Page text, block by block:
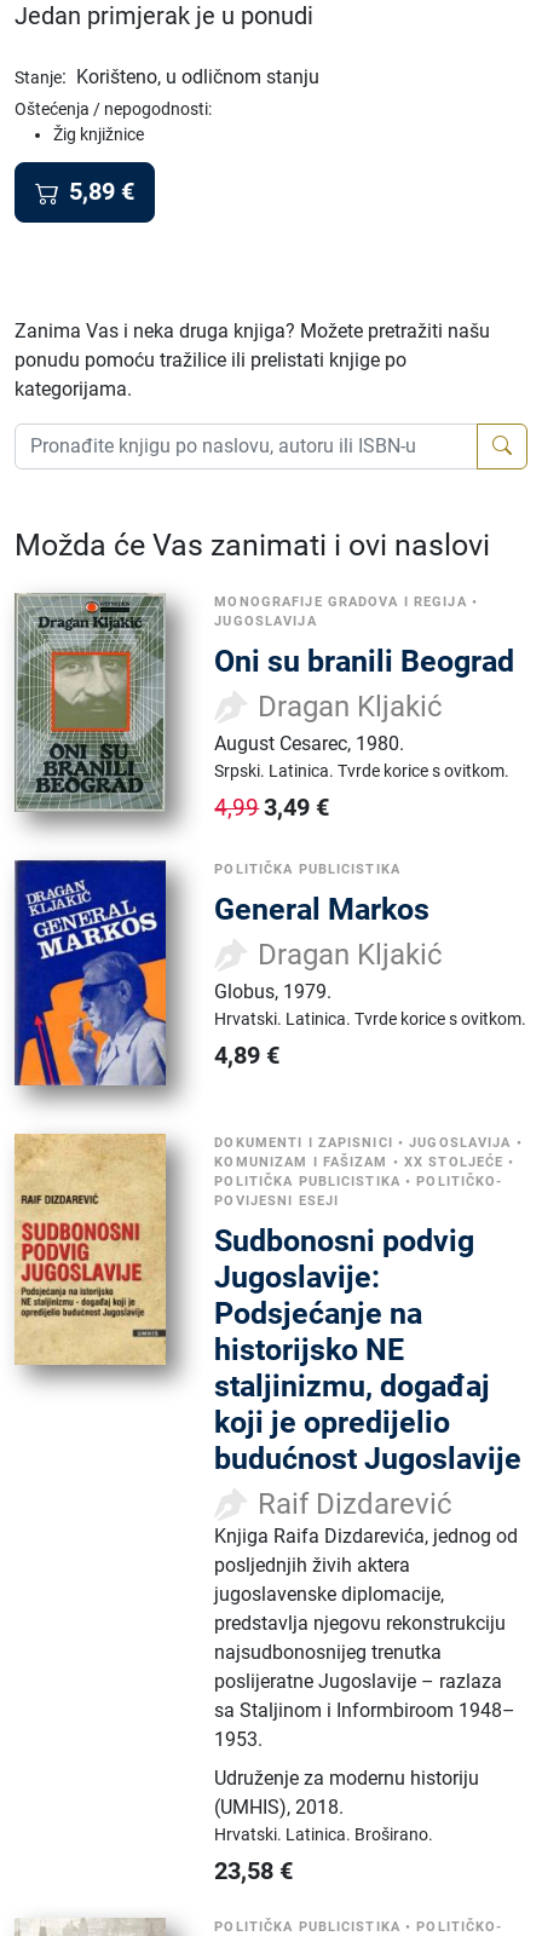
Jedan primjerak je u ponudi
Stanje: Korišteno, u odličnom stanju
Oštećenja / nepogodnosti:
Žig knjižnice
5,89 €
Zanima Vas i neka druga knjiga? Možete pretražiti našu
ponudu pomoću tražilice ili prelistati knjige po
kategorijama.
Možda će Vas zanimati i ovi naslovi
MONOGRAFIJE GRADOVA I REGIJA •
JUGOSLAVIJA
Oni su branili Beograd
Dragan Kljakić
August Cesarec, 1980.
Srpski. Latinica.Tvrde korice s ovitkom.
4,993,49 €
POLITIČKA PUBLICISTIKA
General Markos
Dragan Kljakić
Globus, 1979.
Hrvatski. Latinica.Tvrde korice s ovitkom.
4,89 €
DOKUMENTI I ZAPISNICI •JUGOSLAVIJA •
KOMUNIZAM I FAŠIZAM • XX STOLJEĆE •
POLITIČKA PUBLICISTIKA •POLITIČKO-
POVIJESNI ESEJI
Sudbonosni podvig
Jugoslavije:
Podsjećanje na
historijsko NE
staljinizmu, događaj
koji je opredijelio
budućnost Jugoslavije
Raif Dizdarević
Knjiga Raifa Dizdarevića, jednog od
posljednjih živih aktera
jugoslavenske diplomacije,
predstavlja njegovu rekonstrukciju
najsudbonosnijeg trenutka
poslijeratne Jugoslavije – razlaza
sa Staljinom i Informbiroom 1948–
1953.
Udruženje za modernu historiju
(UMHIS),2018.
Hrvatski. Latinica. Broširano.
23,58 €
POLITIČKA PUBLICISTIKA •POLITIČKO-